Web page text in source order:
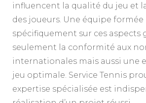
influencent la qualité du jeu et
des joueurs. Une équipe formée
spécifiquement sur ces aspects
seulement la conformité aux
internationales mais aussi une
jeu optimale. Service Tennis
expertise spécialisée est